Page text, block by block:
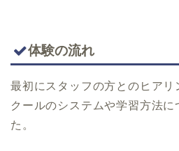
体験の流れ
最初にスタッフの方とのヒアリ
クールのシステムや学習方法に
た。